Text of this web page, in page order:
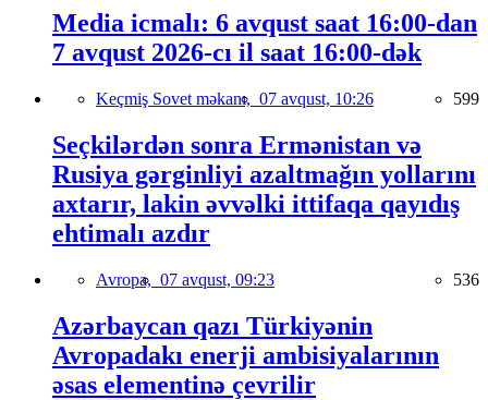
Media icmalı: 6 avqust saat 16:00-dan
7 avqust 2026-cı il saat 16:00-dək
Keçmiş Sovet məkanı, 07 avqust, 10:26 599
Seçkilərdən sonra Ermənistan və
Rusiya gərginliyi azaltmağın yollarını
axtarır, lakin əvvəlki ittifaqa qayıdış
ehtimalı azdır
Avropa, 07 avqust, 09:23 536
Azərbaycan qazı Türkiyənin
Avropadakı enerji ambisiyalarının
əsas elementinə çevrilir